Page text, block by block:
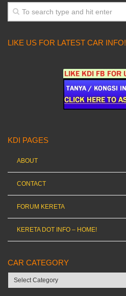
LIKE US FOR LATEST CAR INFO!
KDI PAGES
ABOUT
CONTACT
FORUM KERETA
KERETA DOT INFO – HOME!
CAR CATEGORY
Car
category